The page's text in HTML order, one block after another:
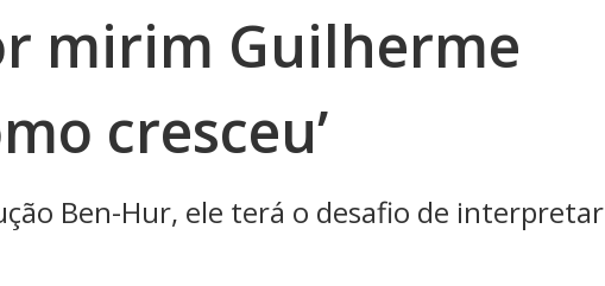
mirim Guilherme
cresceu’
Ben-Hur, ele terá o desafio de interpretar